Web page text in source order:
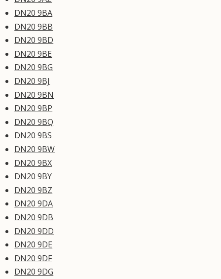
DN20 9BA
DN20 9BB
DN20 9BD
DN20 9BE
DN20 9BG
DN20 9BJ
DN20 9BN
DN20 9BP
DN20 9BQ
DN20 9BS
DN20 9BW
DN20 9BX
DN20 9BY
DN20 9BZ
DN20 9DA
DN20 9DB
DN20 9DD
DN20 9DE
DN20 9DF
DN20 9DG